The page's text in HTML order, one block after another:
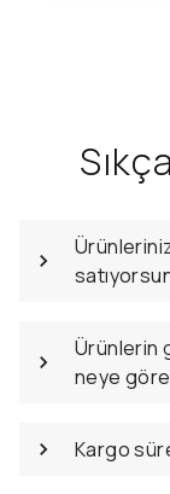
Ürünlerin
neye
Kargo